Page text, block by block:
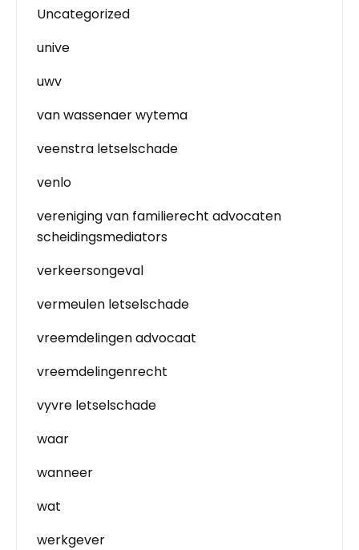
Uncategorized
unive
uwv
van wassenaer wytema
veenstra letselschade
venlo
vereniging van familierecht advocaten
scheidingsmediators
verkeersongeval
vermeulen letselschade
vreemdelingen advocaat
vreemdelingenrecht
vyvre letselschade
waar
wanneer
wat
werkgever